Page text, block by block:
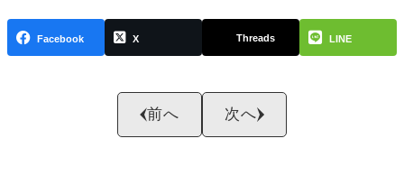
Facebook X Threads LINE
前へ 次へ